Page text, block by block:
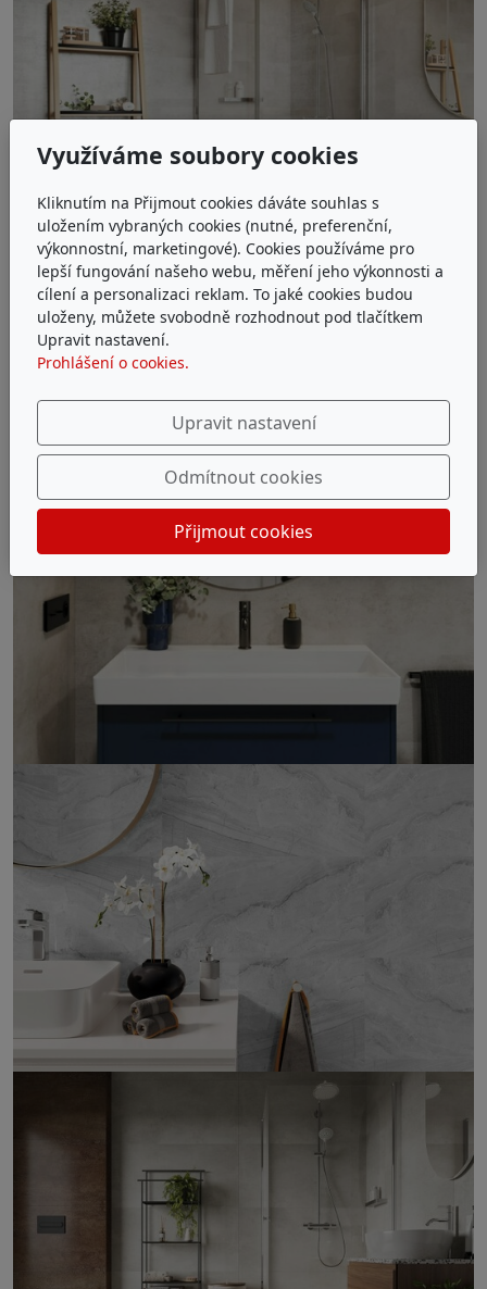
Využíváme soubory cookies
Kliknutím na Přijmout cookies dáváte souhlas s
uložením vybraných cookies (nutné, preferenční,
výkonnostní, marketingové). Cookies používáme pro
lepší fungování našeho webu, měření jeho výkonnosti a
cílení a personalizaci reklam. To jaké cookies budou
uloženy, můžete svobodně rozhodnout pod tlačítkem
Upravit nastavení.
Prohlášení o cookies.
Upravit nastavení
Odmítnout cookies
Přijmout cookies